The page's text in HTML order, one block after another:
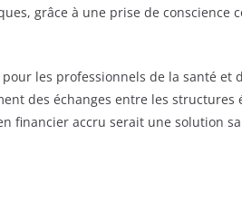
grâce à une prise de conscience
les professionnels de la santé et
des échanges entre les
financier accru serait une solution